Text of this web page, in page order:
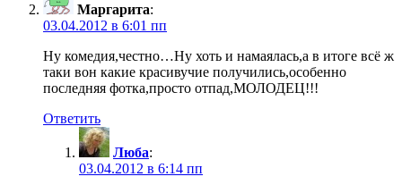
Маргарита:
03.04.2012 в 6:01 пп
Ну комедия,честно…Ну хоть и намаялась,а в итоге всё ж
таки вон какие красивучие получились,особенно
последняя фотка,просто отпад,МОЛОДЕЦ!!!
Ответить
Люба:
03.04.2012 в 6:14 пп